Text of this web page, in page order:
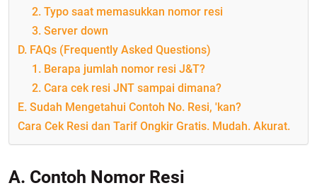
2. Typo saat memasukkan nomor resi
3. Server down
D. FAQs (Frequently Asked Questions)
1. Berapa jumlah nomor resi J&T?
2. Cara cek resi JNT sampai dimana?
E. Sudah Mengetahui Contoh No. Resi, 'kan?
Cara Cek Resi dan Tarif Ongkir Gratis. Mudah. Akurat.
A. Contoh Nomor Resi